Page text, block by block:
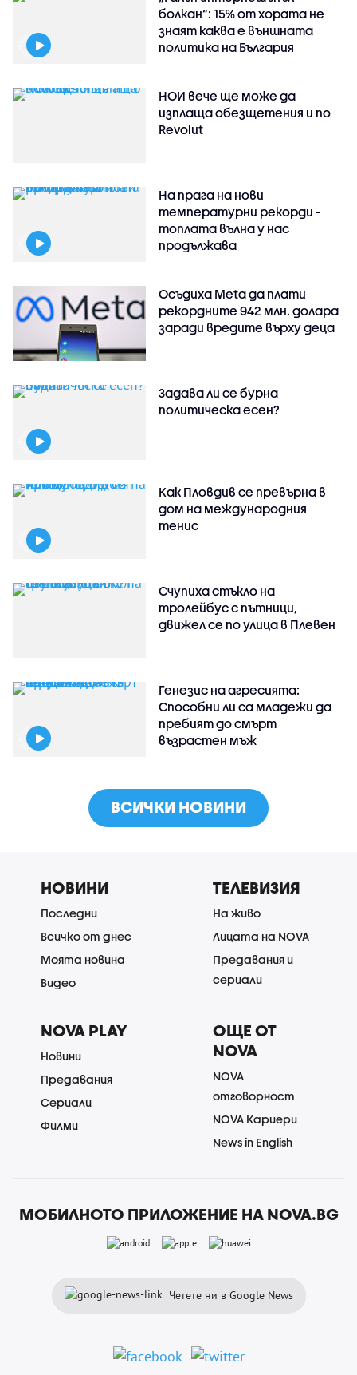
болкан“: 15% от хората не
знаят каква е външната
политика на България
НОИ вече ще може да
изплаща обезщетения и по
Revolut
На прага на нови
температурни рекорди -
топлата вълна у нас
продължава
Осъдиха Meta да плати
рекордните 942 млн. долара
заради вредите върху деца
Задава ли се бурна
политическа есен?
Как Пловдив се превърна в
дом на международния
тенис
Счупиха стъкло на
тролейбус с пътници,
движел се по улица в Плевен
Генезис на агресията:
Способни ли са младежи да
пребият до смърт
възрастен мъж
ВСИЧКИ НОВИНИ
НОВИНИ
Последни
Всичко от днес
Моята новина
Видео
ТЕЛЕВИЗИЯ
На живо
Лицата на NOVA
Предавания и
сериали
NOVA PLAY
Новини
Предавания
Сериали
Филми
ОЩЕ ОТ
NOVA
NOVA
отговорност
NOVA Кариери
News in English
МОБИЛНОТО ПРИЛОЖЕНИЕ НА NOVA.BG
Четете ни в Google News